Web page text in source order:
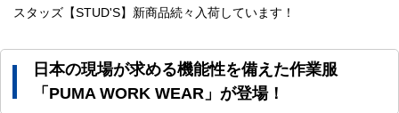
スタッズ【STUD'S】新商品続々入荷しています！
日本の現場が求める機能性を備えた作業服
「PUMA WORK WEAR」が登場！